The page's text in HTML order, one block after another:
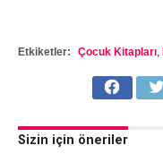
Etkiketler: Çocuk Kitapları,
Sizin için öneriler